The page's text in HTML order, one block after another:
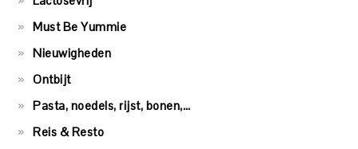
Must Be Yummie
Nieuwigheden
Ontbijt
Pasta, noedels, rijst, bonen,…
Reis & Resto